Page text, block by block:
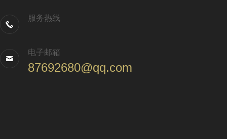
服务热线
电子邮箱
87692680@qq.com